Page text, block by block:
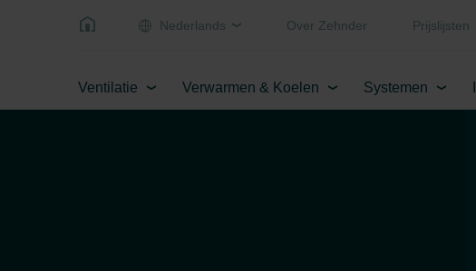
Nederlands Over Zehnder Prijslijsten
Ventilatie Verwarmen & Koelen Systemen